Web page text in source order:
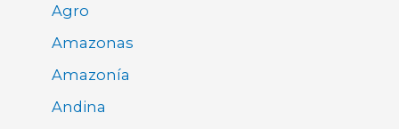
Agro
Amazonas
Amazonía
Andina